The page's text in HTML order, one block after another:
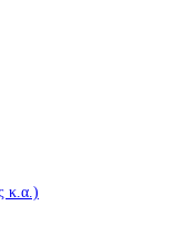
κ.α.)